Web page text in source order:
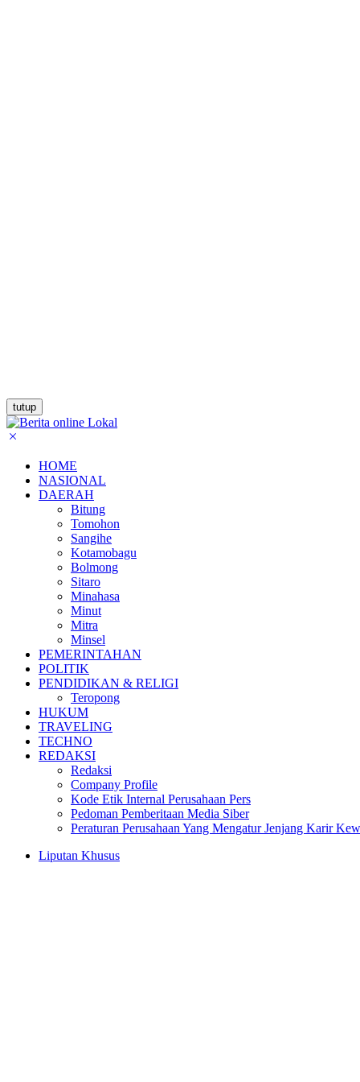
tutup
HOME
NASIONAL
DAERAH
Bitung
Tomohon
Sangihe
Kotamobagu
Bolmong
Sitaro
Minahasa
Minut
Mitra
Minsel
PEMERINTAHAN
POLITIK
PENDIDIKAN & RELIGI
Teropong
HUKUM
TRAVELING
TECHNO
REDAKSI
Redaksi
Company Profile
Kode Etik Internal Perusahaan Pers
Pedoman Pemberitaan Media Siber
Peraturan Perusahaan Yang Mengatur Jenjang Karir
Liputan Khusus